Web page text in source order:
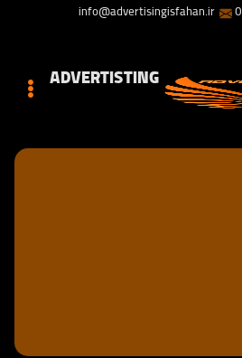
info@advertisingisfahan.ir
ADVERTISTING